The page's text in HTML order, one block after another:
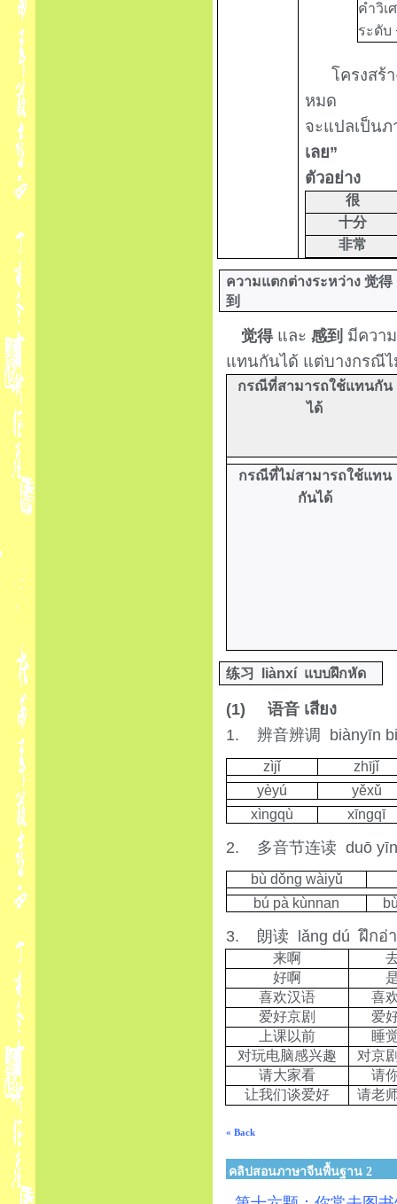
คำวิ
ระดับ
โครงสร้
หมด
จะแปลเป็นภ
เลย”
ตัวอย่าง
很
十分
非常
ความแตกต่างระหว่าง 觉得
到
觉得 และ 感到 มีควา
แทนกันได้ แต่บางกรณี
กรณีที่สามารถใช้แทนกัน
ได้
กรณีที่ไม่สามารถใช้แทน
กันได้
练习 liànxí แบบฝึกหัด
(1) 语音 เสียง
1. 辨音辨调 biànyīn
zìjǐ
zhījǐ
yèyú
yěxǔ
xìngqù
xīngqī
2. 多音节连读 duō
bù dǒng wàiyǔ
bú pà kùnnan
3. 朗读 lǎng dúฝึกอ่
来啊
好啊
喜欢汉语
喜
爱好京剧
爱
上课以前
睡
对玩电脑感兴趣
对京
请大家看
请
让我们谈爱好
请老
« Back
คลิปสอนภาษาจีนพื้นฐาน 2